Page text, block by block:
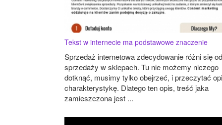
Tekst w internecie ma podstawowe znaczenie
Sprzedaż internetowa zdecydowanie różni się od
sprzedaży w sklepach. Tu nie możemy niczego
dotknąć, musimy tylko obejrzeć, i przeczytać
charakterystykę. Dlatego ten opis, treść jaka
zamieszczona jest ...